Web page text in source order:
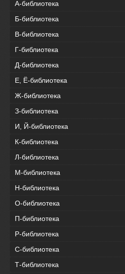
А-библиотека
Б-библиотека
В-библиотека
Г-библиотека
Д-библиотека
Е, Ё-библиотека
Ж-библиотека
З-библиотека
И, Й-библиотека
К-библиотека
Л-библиотека
М-библиотека
Н-библиотека
О-библиотека
П-библиотека
Р-библиотека
С-библиотека
Т-библиотека